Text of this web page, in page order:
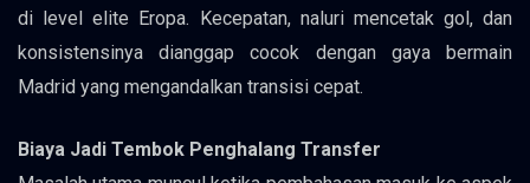
di level elite Eropa. Kecepatan, naluri mencetak gol, dan
konsistensinya dianggap cocok dengan gaya bermain
Madrid yang mengandalkan transisi cepat.
Biaya Jadi Tembok Penghalang Transfer